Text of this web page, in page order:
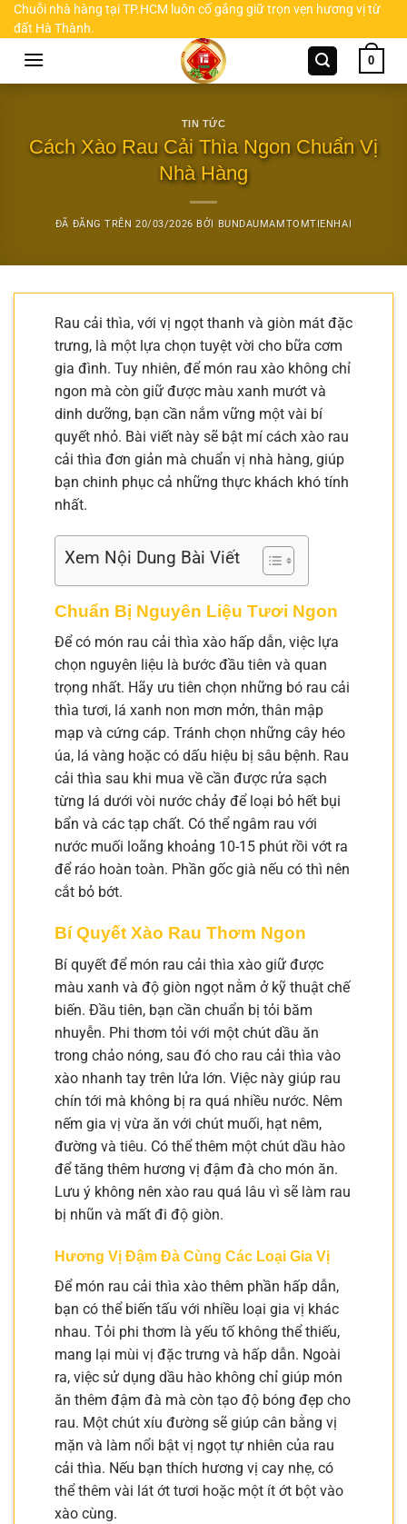
Chuyển
đến
Chuỗi nhà hàng tại TP.HCM luôn cố gắng giữ trọn vẹn hương vị từ
đất Hà Thành.
0
TIN TỨC
Cách Xào Rau Cải Thìa Ngon Chuẩn Vị
Nhà Hàng
ĐÃ ĐĂNG TRÊN20/03/2026 BỞI BUNDAUMAMTOMTIENHAI
Rau cải thìa, với vị ngọt thanh và giòn mát đặc
trưng, là một lựa chọn tuyệt vời cho bữa cơm
gia đình. Tuy nhiên, để món rau xào không chỉ
ngon mà còn giữ được màu xanh mướt và
dinh dưỡng, bạn cần nắm vững một vài bí
quyết nhỏ. Bài viết này sẽ bật mí cách xào rau
cải thìa đơn giản mà chuẩn vị nhà hàng, giúp
bạn chinh phục cả những thực khách khó tính
nhất.
Xem Nội Dung Bài Viết
Chuẩn Bị Nguyên Liệu Tươi Ngon
Để có món rau cải thìa xào hấp dẫn, việc lựa
chọn nguyên liệu là bước đầu tiên và quan
trọng nhất. Hãy ưu tiên chọn những bó rau cải
thìa tươi, lá xanh non mơn mởn, thân mập
mạp và cứng cáp. Tránh chọn những cây héo
úa, lá vàng hoặc có dấu hiệu bị sâu bệnh. Rau
cải thìa sau khi mua về cần được rửa sạch
từng lá dưới vòi nước chảy để loại bỏ hết bụi
bẩn và các tạp chất. Có thể ngâm rau với
nước muối loãng khoảng 10-15 phút rồi vớt ra
để ráo hoàn toàn. Phần gốc già nếu có thì nên
cắt bỏ bớt.
Bí Quyết Xào Rau Thơm Ngon
Bí quyết để món rau cải thìa xào giữ được
màu xanh và độ giòn ngọt nằm ở kỹ thuật chế
biến. Đầu tiên, bạn cần chuẩn bị tỏi băm
nhuyễn. Phi thơm tỏi với một chút dầu ăn
trong chảo nóng, sau đó cho rau cải thìa vào
xào nhanh tay trên lửa lớn. Việc này giúp rau
chín tới mà không bị ra quá nhiều nước. Nêm
nếm gia vị vừa ăn với chút muối, hạt nêm,
đường và tiêu. Có thể thêm một chút dầu hào
để tăng thêm hương vị đậm đà cho món ăn.
Lưu ý không nên xào rau quá lâu vì sẽ làm rau
bị nhũn và mất đi độ giòn.
Hương Vị Đậm Đà Cùng Các Loại Gia Vị
Để món rau cải thìa xào thêm phần hấp dẫn,
bạn có thể biến tấu với nhiều loại gia vị khác
nhau. Tỏi phi thơm là yếu tố không thể thiếu,
mang lại mùi vị đặc trưng và hấp dẫn. Ngoài
ra, việc sử dụng dầu hào không chỉ giúp món
ăn thêm đậm đà mà còn tạo độ bóng đẹp cho
rau. Một chút xíu đường sẽ giúp cân bằng vị
mặn và làm nổi bật vị ngọt tự nhiên của rau
cải thìa. Nếu bạn thích hương vị cay nhẹ, có
thể thêm vài lát ớt tươi hoặc một ít ớt bột vào
xào cùng.